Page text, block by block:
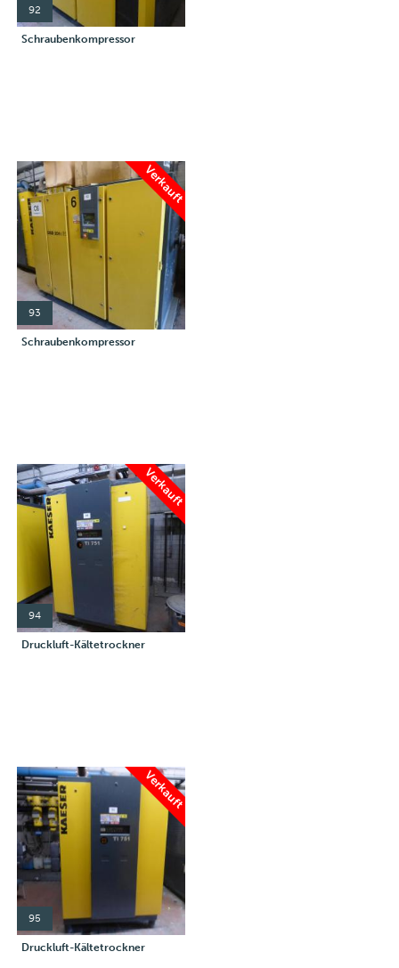
92
Schraubenkompressor
Verkauft
93
Schraubenkompressor
Verkauft
94
Druckluft-Kältetrockner
Verkauft
95
Druckluft-Kältetrockner